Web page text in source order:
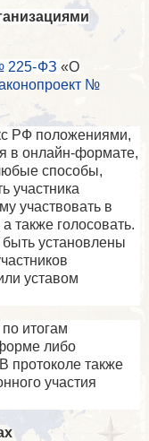
225-ФЗ «О
№
РФ положениями,
в онлайн-формате,
способы,
участника
участвовать в
также голосовать.
установлены
уставом
итогам
либо
протоколе также
участия